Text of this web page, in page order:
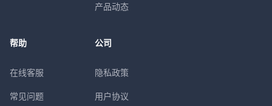
产品动态
帮助
在线客服
常见问题
公司
隐私政策
用户协议